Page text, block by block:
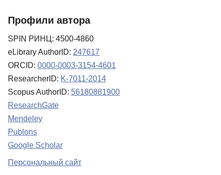
Профили автора
SPIN РИНЦ: 4500-4860
eLibrary AuthorID: 247617
ORCID: 0000-0003-3154-4601
ResearcherID: K-7011-2014
Scopus AuthorID: 56180881900
ResearchGate
Mendeley
Publons
Google Scholar
Персональный сайт